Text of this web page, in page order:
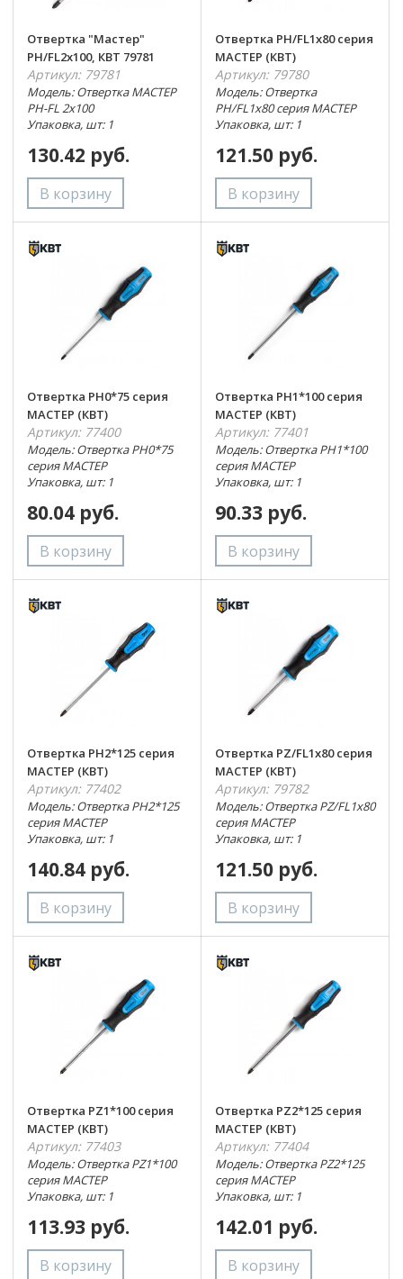
Отвертка "Мастер"
PH/FL2x100, КВТ 79781
Артикул: 79781
Модель: Отвертка МАСТЕР
PH-FL 2х100
Упаковка, шт: 1
130.42 руб.
Отвертка PH/FL1x80 серия
МАСТЕР (КВТ)
Артикул: 79780
Модель: Отвертка
PH/FL1x80 серия МАСТЕР
Упаковка, шт: 1
121.50 руб.
Отвертка PH0*75 серия
МАСТЕР (КВТ)
Артикул: 77400
Модель: Отвертка PH0*75
серия МАСТЕР
Упаковка, шт: 1
80.04 руб.
Отвертка PH1*100 серия
МАСТЕР (КВТ)
Артикул: 77401
Модель: Отвертка PH1*100
серия МАСТЕР
Упаковка, шт: 1
90.33 руб.
Отвертка PH2*125 серия
МАСТЕР (КВТ)
Артикул: 77402
Модель: Отвертка PH2*125
серия МАСТЕР
Упаковка, шт: 1
140.84 руб.
Отвертка PZ/FL1x80 серия
МАСТЕР (КВТ)
Артикул: 79782
Модель: Отвертка PZ/FL1x80
серия МАСТЕР
Упаковка, шт: 1
121.50 руб.
Отвертка PZ1*100 серия
МАСТЕР (КВТ)
Артикул: 77403
Модель: Отвертка PZ1*100
серия МАСТЕР
Упаковка, шт: 1
113.93 руб.
Отвертка PZ2*125 серия
МАСТЕР (КВТ)
Артикул: 77404
Модель: Отвертка PZ2*125
серия МАСТЕР
Упаковка, шт: 1
142.01 руб.